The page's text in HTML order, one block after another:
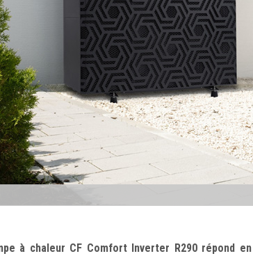
à chaleur CF Comfort Inverter R290 répond